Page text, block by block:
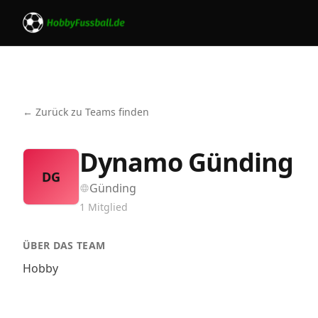
← Zurück zu Teams finden
DG Dynamo Günding
Günding
1 Mitglied
ÜBER DAS TEAM
Hobby